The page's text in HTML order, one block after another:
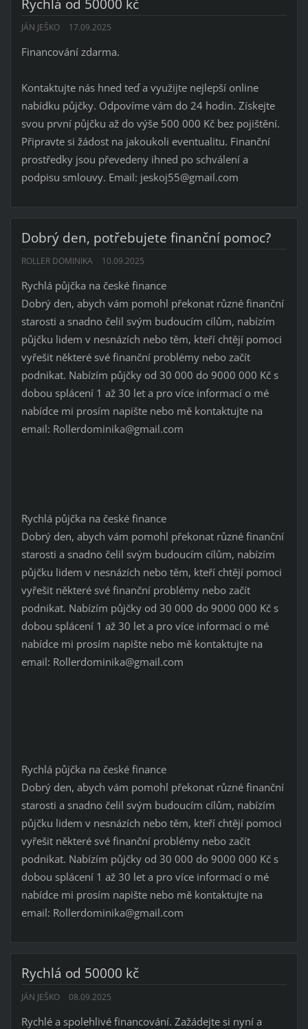
Rychlá od 50000 kč
JÁN JEŠKO 17.09.2025
Financování zdarma.
Kontaktujte nás hned teď a využijte nejlepší online
nabídku půjčky. Odpovíme vám do 24 hodin. Získejte
svou první půjčku až do výše 500 000 Kč bez pojištění.
Připravte si žádost na jakoukoli eventualitu. Finanční
prostředky jsou převedeny ihned po schválení a
podpisu smlouvy. Email: jeskoj55@gmail.com
Dobrý den, potřebujete finanční pomoc?
ROLLER DOMINIKA 10.09.2025
Rychlá půjčka na české finance
Dobrý den, abych vám pomohl překonat různé finanční
starosti a snadno čelil svým budoucím cílům, nabízím
půjčku lidem v nesnázích nebo těm, kteří chtějí pomoci
vyřešit některé své finanční problémy nebo začít
podnikat. Nabízím půjčky od 30 000 do 9000 000 Kč s
dobou splácení 1 až 30 let a pro více informací o mé
nabídce mi prosím napište nebo mě kontaktujte na
email: Rollerdominika@gmail.com
Rychlá půjčka na české finance
Dobrý den, abych vám pomohl překonat různé finanční
starosti a snadno čelil svým budoucím cílům, nabízím
půjčku lidem v nesnázích nebo těm, kteří chtějí pomoci
vyřešit některé své finanční problémy nebo začít
podnikat. Nabízím půjčky od 30 000 do 9000 000 Kč s
dobou splácení 1 až 30 let a pro více informací o mé
nabídce mi prosím napište nebo mě kontaktujte na
email: Rollerdominika@gmail.com
Rychlá půjčka na české finance
Dobrý den, abych vám pomohl překonat různé finanční
starosti a snadno čelil svým budoucím cílům, nabízím
půjčku lidem v nesnázích nebo těm, kteří chtějí pomoci
vyřešit některé své finanční problémy nebo začít
podnikat. Nabízím půjčky od 30 000 do 9000 000 Kč s
dobou splácení 1 až 30 let a pro více informací o mé
nabídce mi prosím napište nebo mě kontaktujte na
email: Rollerdominika@gmail.com
Rychlá od 50000 kč
JÁN JEŠKO 08.09.2025
Rychlé a spolehlivé financování. Zažádejte si nyní a